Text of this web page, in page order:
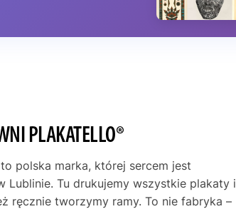
PLAKATELLO®
polska marka, której sercem jest
Lublinie. Tu drukujemy wszystkie plakaty i
ręcznie tworzymy ramy. To nie fabryka –